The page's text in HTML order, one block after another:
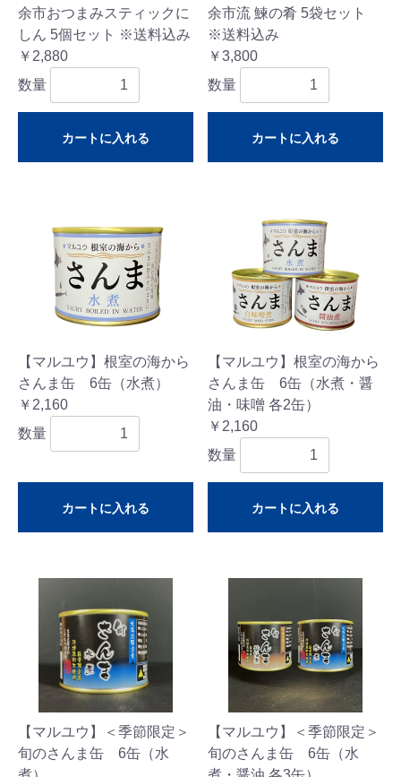
余市おつまみスティックに
しん 5個セット ※送料込み
￥2,880
数量
カートに入れる
余市流 鰊の肴 5袋セット
※送料込み
￥3,800
数量
カートに入れる
【マルユウ】根室の海から
さんま缶 6缶（水煮）
￥2,160
数量
カートに入れる
【マルユウ】根室の海から
さんま缶 6缶（水煮・醤
油・味噌 各2缶）
￥2,160
数量
カートに入れる
【マルユウ】＜季節限定＞
旬のさんま缶 6缶（水
【マルユウ】＜季節限定＞
旬のさんま缶 6缶（水